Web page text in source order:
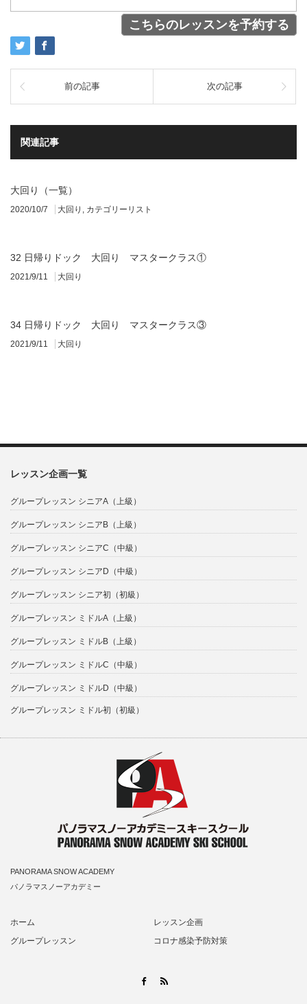
こちらのレッスンを予約する
前の記事 次の記事
関連記事
大回り（一覧）
2020/10/7 大回り , カテゴリーリスト
32 日帰りドック 大回り マスタークラス①
2021/9/11 大回り
34 日帰りドック 大回り マスタークラス③
2021/9/11 大回り
レッスン企画一覧
グループレッスン シニアA（上級）
グループレッスン シニアB（上級）
グループレッスン シニアC（中級）
グループレッスン シニアD（中級）
グループレッスン シニア初（初級）
グループレッスン ミドルA（上級）
グループレッスン ミドルB（上級）
グループレッスン ミドルC（中級）
グループレッスン ミドルD（中級）
グループレッスン ミドル初（初級）
PANORAMA SNOW ACADEMY
パノラマスノーアカデミー
ホーム
レッスン企画
グループレッスン
コロナ感染予防対策
Facebook